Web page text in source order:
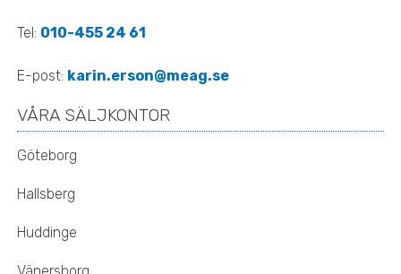
Tel: 010-455 24 61
E-post: karin.erson@meag.se
VÅRA SÄLJKONTOR
Göteborg
Hallsberg
Huddinge